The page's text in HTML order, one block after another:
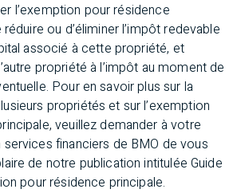
l’exemption pour résidence
ou d’éliminer l’impôt redevable
associé à cette propriété, et
propriété à l’impôt au moment de
Pour en savoir plus sur la
propriétés et sur l’exemption
veuillez demander à votre
financiers de BMO de vous
de notre publication intitulée Guide
pour résidence principale.